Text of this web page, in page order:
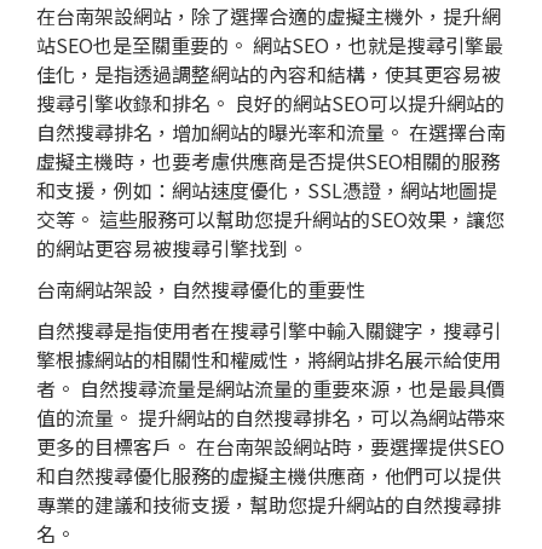
在台南架設網站，除了選擇合適的虛擬主機外，提升網
站SEO也是至關重要的。 網站SEO，也就是搜尋引擎最
佳化，是指透過調整網站的內容和結構，使其更容易被
搜尋引擎收錄和排名。 良好的網站SEO可以提升網站的
自然搜尋排名，增加網站的曝光率和流量。 在選擇台南
虛擬主機時，也要考慮供應商是否提供SEO相關的服務
和支援，例如：網站速度優化，SSL憑證，網站地圖提
交等。 這些服務可以幫助您提升網站的SEO效果，讓您
的網站更容易被搜尋引擎找到。
台南網站架設，自然搜尋優化的重要性
自然搜尋是指使用者在搜尋引擎中輸入關鍵字，搜尋引
擎根據網站的相關性和權威性，將網站排名展示給使用
者。 自然搜尋流量是網站流量的重要來源，也是最具價
值的流量。 提升網站的自然搜尋排名，可以為網站帶來
更多的目標客戶。 在台南架設網站時，要選擇提供SEO
和自然搜尋優化服務的虛擬主機供應商，他們可以提供
專業的建議和技術支援，幫助您提升網站的自然搜尋排
名。